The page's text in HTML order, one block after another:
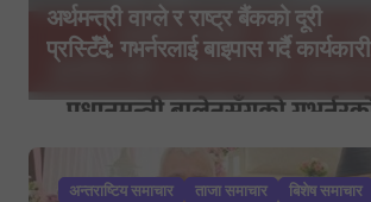
अर्थमन्त्री वाग्ले र राष्ट्र बैंकको दूरी
प्रस्टिँदै: गभर्नरलाई बाइपास गर्दै कार्यकारी
अन्तराष्टिय समाचार ताजा समाचार बिशेष समाचार